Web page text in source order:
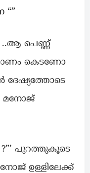
“”
..ആ പെണ്ണ്
നാണം കെടണോ
ദേഷ്യത്തോടെ
മനോജ്
?”’ പുറത്തുകൂടെ
ഉള്ളിലേക്ക്